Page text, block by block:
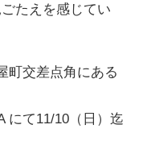
たえを感じてい
町交差点角にある
にて11/10（日）迄